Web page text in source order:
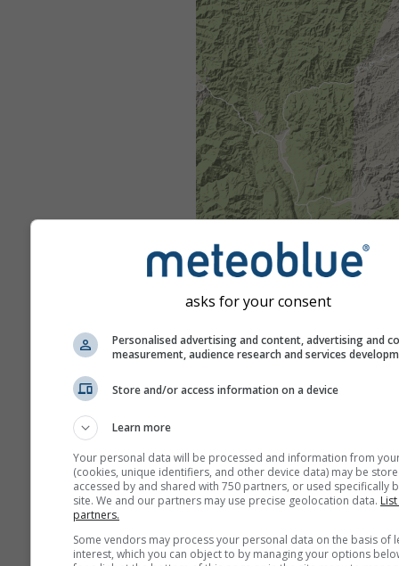
asks for your consent
Personalised advertising and content, advertising and
measurement, audience research and services
Store and/or access information on a device
Learn more
Your personal data will be processed and information from
(cookies, unique identifiers, and other device data) may be
accessed by and shared with 750 partners, or used specifically
site. We and our partners may use precise geolocation data.
partners.
Some vendors may process your personal data on the basis of
interest, which you can object to by managing your options